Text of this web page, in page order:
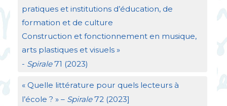
pratiques et institutions d’éducation, de
formation et de culture
Construction et fonctionnement en musique,
arts plastiques et visuels »
- Spirale71 (2023)
« Quelle littérature pour quels lecteurs à
l’école ? » – Spirale72 (2023]